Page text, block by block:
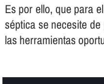
Es por ello, que para
séptica se necesite
las herramientas